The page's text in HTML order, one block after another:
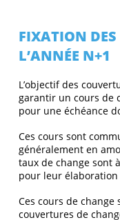
FIXATION DES
L’ANNÉE N+1
L’objectif des
garantir un cours de
pour une échéance
Ces cours sont
généralement en
taux de change sont
pour leur
Ces cours de
couvertures de